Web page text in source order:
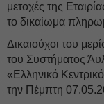
μετοχές της
το δικαίωμα
Δικαιούχοι του
του Συστήματος
«Ελληνικό
την Πέμπτη